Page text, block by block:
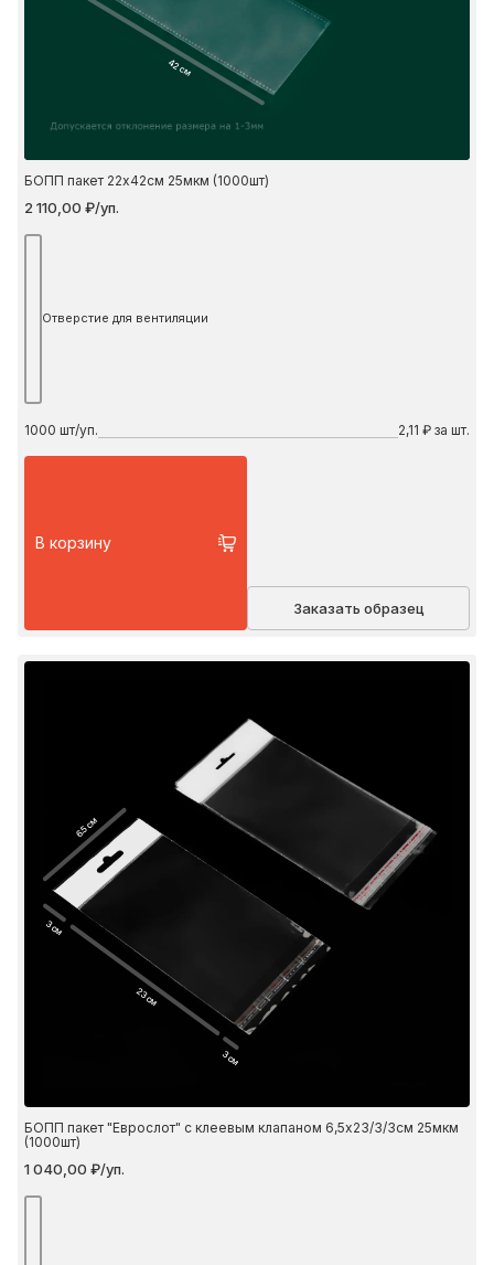
42 см
БОПП пакет 22х42см 25мкм (1000шт)
2 110,00 ₽/уп.
Отверстие для вентиляции
1000 шт/уп. 2,11 ₽ за шт.
В корзину
Заказать образец
6.5 см
23 см
3 см
3 см
БОПП пакет "Еврослот" с клеевым клапаном 6,5х23/3/3см 25мкм
(1000шт)
1 040,00 ₽/уп.